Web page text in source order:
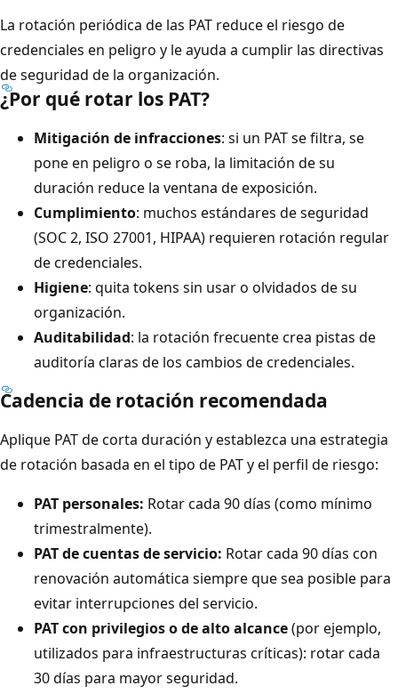
La rotación periódica de las PAT reduce el riesgo de
credenciales en peligro y le ayuda a cumplir las directivas
de seguridad de la organización.
¿Por qué rotar los PAT?
Mitigación de infracciones: si un PAT se filtra, se
pone en peligro o se roba, la limitación de su
duración reduce la ventana de exposición.
Cumplimiento: muchos estándares de seguridad
(SOC 2, ISO 27001, HIPAA) requieren rotación regular
de credenciales.
Higiene: quita tokens sin usar o olvidados de su
organización.
Auditabilidad: la rotación frecuente crea pistas de
auditoría claras de los cambios de credenciales.
Cadencia de rotación recomendada
Aplique PAT de corta duración y establezca una estrategia
de rotación basada en el tipo de PAT y el perfil de riesgo:
PAT personales: Rotar cada 90 días (como mínimo
trimestralmente).
PAT de cuentas de servicio: Rotar cada 90 días con
renovación automática siempre que sea posible para
evitar interrupciones del servicio.
PAT con privilegios o de alto alcance(por ejemplo,
utilizados para infraestructuras críticas): rotar cada
30 días para mayor seguridad.